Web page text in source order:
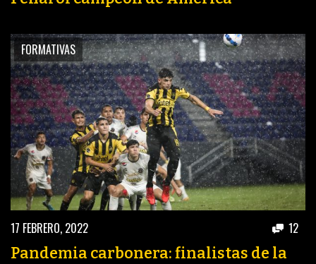
PEÑAS
ENCUESTAS
EDITORIALES
FORMATIVAS
17 FEBRERO, 2022 12
Pandemia carbonera: finalistas de la